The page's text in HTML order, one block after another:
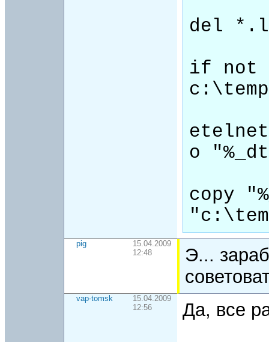
del
if not
o
copy
pig
15.04.2009
12:48
Э...
vap-tomsk
15.04.2009
12:56
Да, все